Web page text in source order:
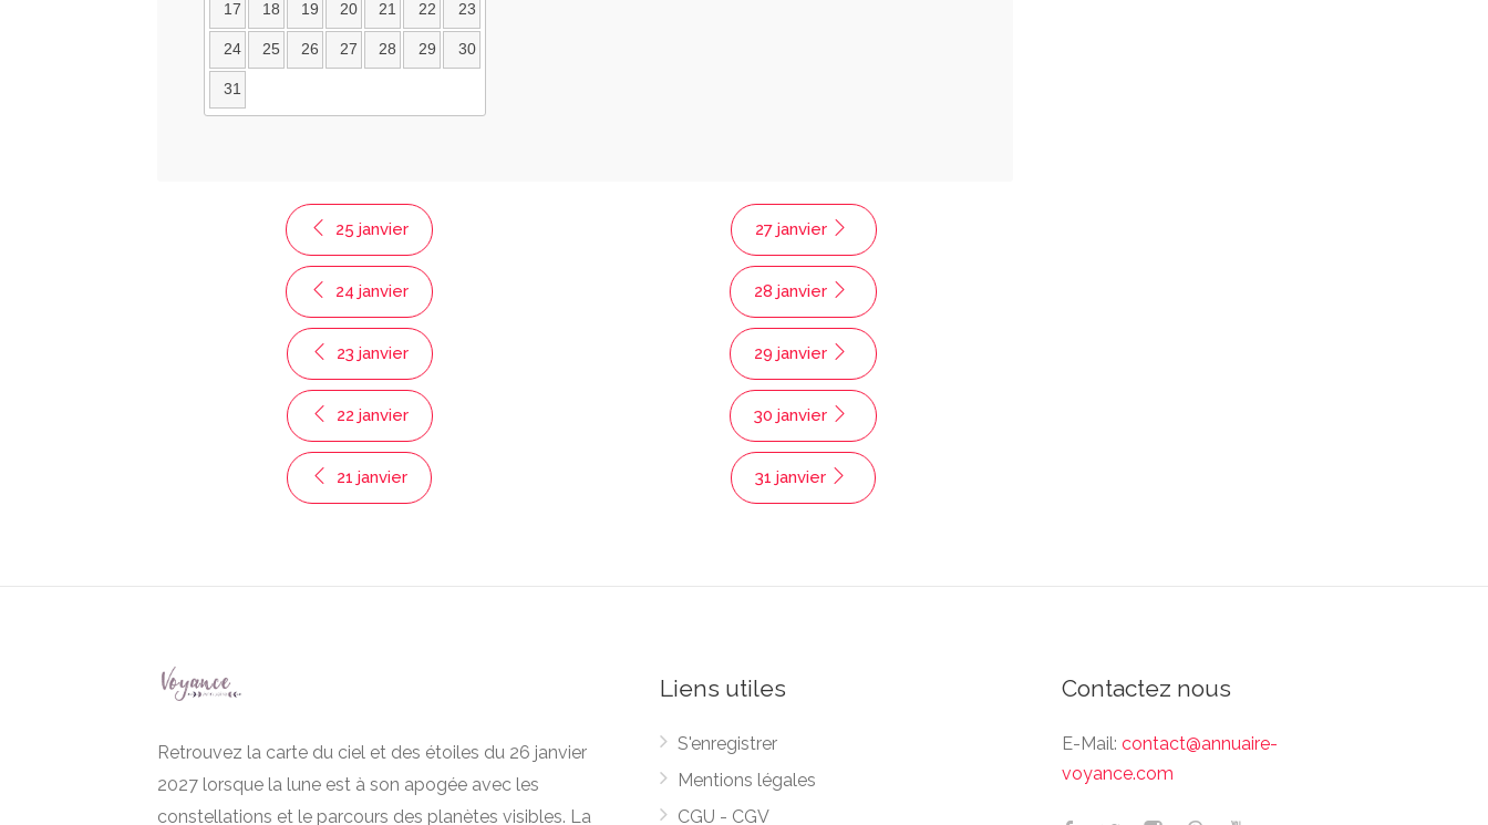
17 18 19 20 21 22 23
24 25 26 27 28 29 30
31
25 janvier
24 janvier
23 janvier
22 janvier
21 janvier
27 janvier
28 janvier
29 janvier
30 janvier
31 janvier
Retrouvez la carte du ciel et des étoiles du 26 janvier
2027 lorsque la lune est à son apogée avec les
constellations et le parcours des planètes visibles. La
Liens utiles
S'enregistrer
Mentions légales
CGU - CGV
Contactez nous
E-Mail: contact@annuaire-
voyance.com